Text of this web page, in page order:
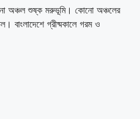
অঞ্চল শুষ্ক মরুভূমি। কোনো অঞ্চলের
বাংলাদেশে গ্রীষ্মকালে গরম ও